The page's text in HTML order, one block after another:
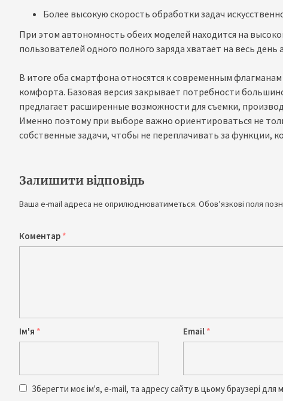
Более высокую скорость обработки задач
При этом автономность обеих моделей находится на
пользователей одного полного заряда хватает на весь день
В итоге оба смартфона относятся к современным
комфорта. Базовая версия закрывает потребности
предлагает расширенные возможности для съемки,
Именно поэтому при выборе важно ориентироваться не
собственные задачи, чтобы не переплачивать за функции,
Залишити відповідь
Ваша e-mail адреса не оприлюднюватиметься. Обов’язкові поля
Коментар *
Ім'я * Email *
Зберегти моє ім'я, e-mail, та адресу сайту в цьому браузері для